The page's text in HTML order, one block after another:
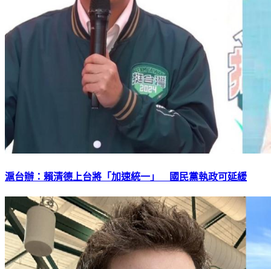
滬台辦：賴清德上台將「加速統一」 國民黨執政可延緩